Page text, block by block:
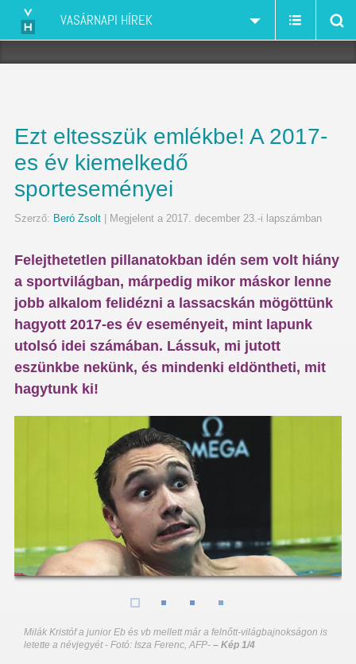
VASÁRNAPI HÍREK
Ezt eltesszük emlékbe! A 2017-
es év kiemelkedő
sporteseményei
Szerző: Beró Zsolt| Megjelent a 2017. december 23.-i lapszámban
Felejthetetlen pillanatokban idén sem volt hiány
a sportvilágban, márpedig mikor máskor lenne
jobb alkalom felidézni a lassacskán mögöttünk
hagyott 2017-es év eseményeit, mint lapunk
utolsó idei számában. Lássuk, mi jutott
eszünkbe nekünk, és mindenki eldöntheti, mit
hagytunk ki!
Milák Kristóf a junior Eb és vb mellett már a felnőtt-világbajnokságon is
letette a névjegyét - Fotó: Isza Ferenc, AFP-– Kép 1/4